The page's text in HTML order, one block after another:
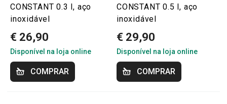
CONSTANT 0.3 l, aço
inoxidável
€ 26,90
Disponível na loja online
COMPRAR
CONSTANT 0.5 l, aço
inoxidável
€ 29,90
Disponível na loja online
COMPRAR